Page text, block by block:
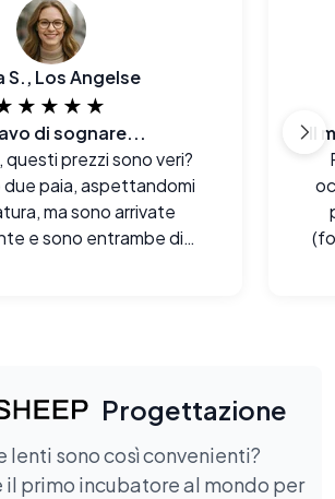
S., Los Angelse
di sognare...
questi prezzi sono veri?
paia, aspettandomi
ma sono arrivate
e sono entrambe di
Il
Progettazione
lenti sono così convenienti?
il primo incubatore al mondo per